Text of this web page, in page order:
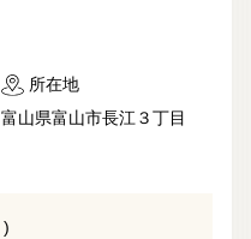
所在地
富山県富山市長江３丁目